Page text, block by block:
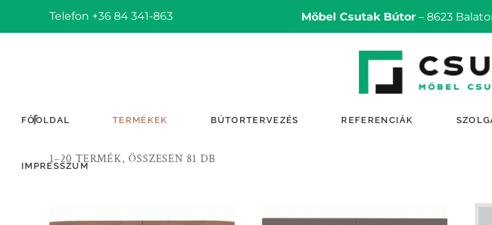
Telefon +36 84 341-863 Möbel Csutak Bútor – 8623
FŐOLDAL TERMÉKEK BÚTORTERVEZÉS REFERENCIÁK
IMPRESSZUM
1–20 TERMÉK, ÖSSZESEN 81 DB